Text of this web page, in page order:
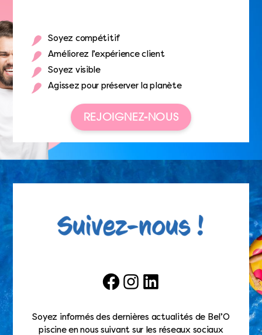
Soyez compétitif
Améliorez l’expérience client
Soyez visible
Agissez pour préserver la planète
REJOIGNEZ-NOUS
FacebookInstagramLinkedIn
Soyez informés des dernières actualités de Bel’O
piscine en nous suivant sur les réseaux sociaux